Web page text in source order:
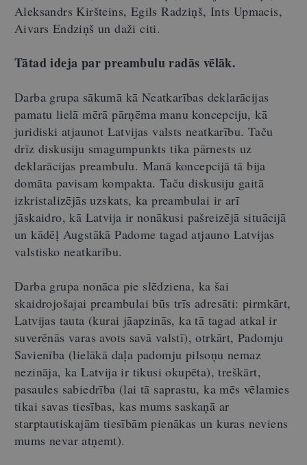
Aleksandrs Kiršteins, Egils Radziņš, Ints Upmacis,
Aivars Endziņš un daži citi.
Tātad ideja par preambulu radās vēlāk.
Darba grupa sākumā kā Neatkarības deklarācijas
pamatu lielā mērā pārņēma manu koncepciju, kā
juridiski atjaunot Latvijas valsts neatkarību. Taču
drīz diskusiju smagumpunkts tika pārnests uz
deklarācijas preambulu. Manā koncepcijā tā bija
domāta pavisam kompakta. Taču diskusiju gaitā
izkristalizējās uzskats, ka preambulai ir arī
jāskaidro, kā Latvija ir nonākusi pašreizējā situācijā
un kādēļ Augstākā Padome tagad atjauno Latvijas
valstisko neatkarību.
Darba grupa nonāca pie slēdziena, ka šai
skaidrojošajai preambulai būs trīs adresāti: pirmkārt,
Latvijas tauta (kurai jāapzinās, ka tā tagad atkal ir
suverēnās varas avots savā valstī), otrkārt, Padomju
Savienība (lielākā daļa padomju pilsoņu nemaz
nezināja, ka Latvija ir tikusi okupēta), treškārt,
pasaules sabiedrība (lai tā saprastu, ka mēs vēlamies
tikai savas tiesības, kas mums saskaņā ar
starptautiskajām tiesībām pienākas un kuras neviens
mums nevar atņemt).